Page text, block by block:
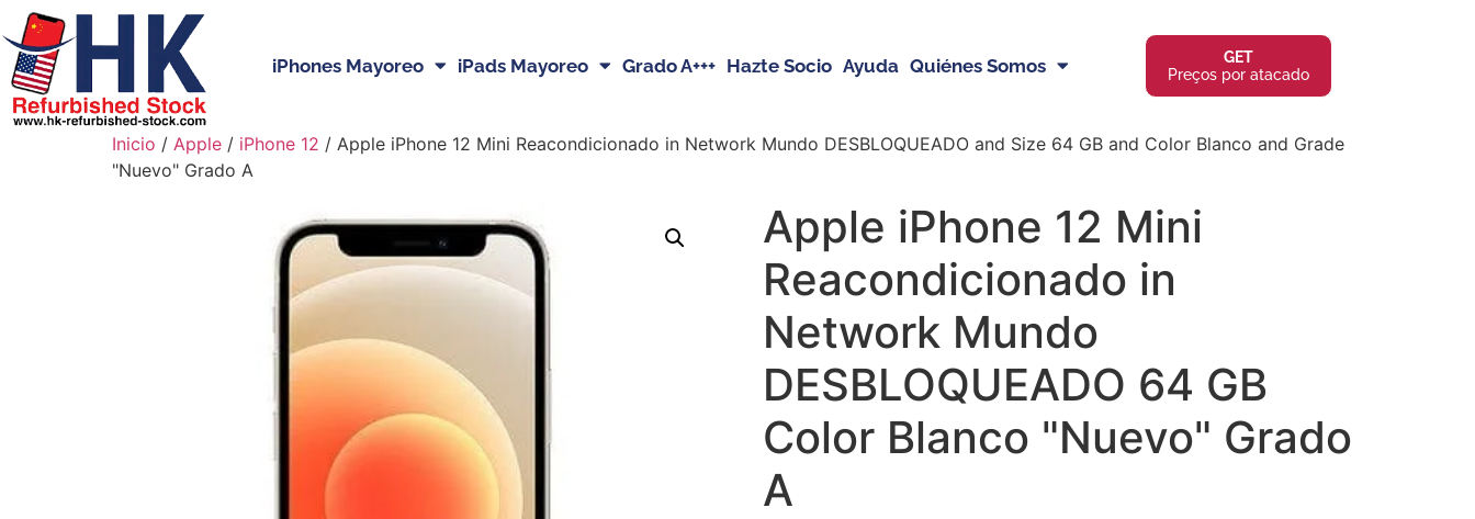
iPhones Mayoreo iPads Mayoreo Grado A+++ Hazte Socio Ayuda Quiénes Somos
GET
Preços por atacado
Inicio / Apple / iPhone 12 / Apple iPhone 12 Mini Reacondicionado in Network Mundo DESBLOQUEADO and Size 64 GB and Color Blanco and Grade
"Nuevo" Grado A
Apple iPhone 12 Mini
Reacondicionado in
Network Mundo
DESBLOQUEADO 64 GB
Color Blanco "Nuevo" Grado
A